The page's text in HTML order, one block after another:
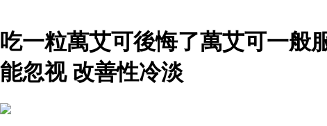
吃一粒萬艾可後悔了萬艾可一般
能忽视 改善性冷淡